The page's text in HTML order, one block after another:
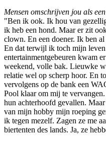
Mensen omschrijven jou als
"Ben ik ook. Ik hou van
ik heb een hond. Maar er zit
clown. En een doener. Ik ben
En dat terwijl ik toch mijn
entertainmentgebeuren kwam
weekend, volle bak. Lieuwke
relatie wel op scherp hoor. En
vervolgens op de bank een
Pool klaar om mij te
hun achterhoofd gevallen.
van mijn hobby mijn roeping
ik tegen mezelf. Zagen ze me
biertenten des lands. Ja, ze